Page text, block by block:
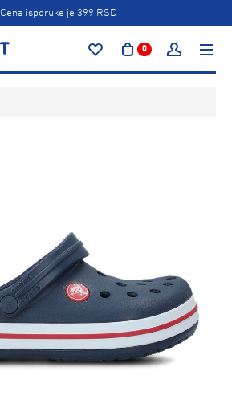
Cena isporuke je 399 RSD
0